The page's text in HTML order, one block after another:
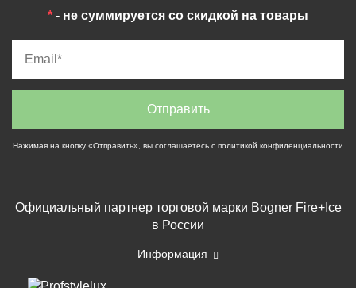
* - не суммируется со скидкой на товары
Нажимая на кнопку «Отправить», вы соглашаетесь с политикой конфиденциальности
Официальный партнер торговой марки Bogner Fire+Ice
в России
Информация